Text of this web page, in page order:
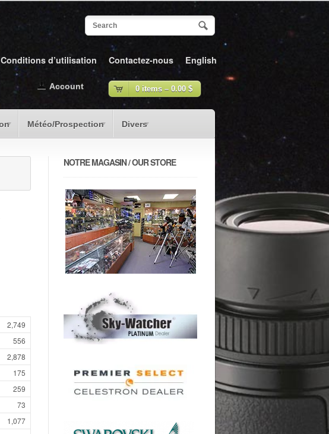
Conditions d’utilisation Contactez-nous English
Météo/Prospection Divers
0 items – 0.00 $
Account
2,749
556
2,878
175
259
73
1,077
NOTRE MAGASIN / OUR STORE